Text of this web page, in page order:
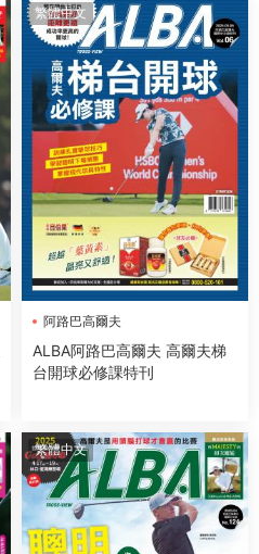
繁體中文
阿路巴高爾夫
ALBA阿路巴高爾夫 高爾夫梯
台開球必修課特刊
繁體中文